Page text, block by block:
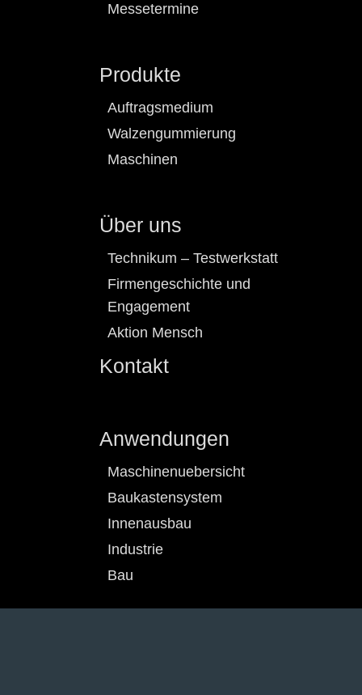
Messetermine
Produkte
Auftragsmedium
Walzengummierung
Maschinen
Über uns
Technikum – Testwerkstatt
Firmengeschichte und
Engagement
Aktion Mensch
Kontakt
Anwendungen
Maschinenuebersicht
Baukastensystem
Innenausbau
Industrie
Bau